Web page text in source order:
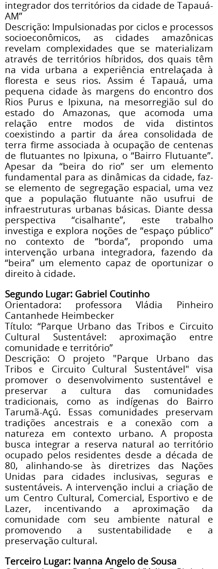
integrador dos territórios da cidade de Tapauá-
AM”
Descrição: Impulsionadas por ciclos e processos
socioeconômicos, as cidades amazônicas
revelam complexidades que se materializam
através de territórios híbridos, dos quais têm
na vida urbana a experiência entrelaçada à
floresta e seus rios. Assim é Tapauá, uma
pequena cidade às margens do encontro dos
Rios Purus e Ipixuna, na mesorregião sul do
estado do Amazonas, que acomoda uma
relação entre modos de vida distintos
coexistindo a partir da área consolidada de
terra firme associada à ocupação de centenas
de flutuantes no Ipixuna, o “Bairro Flutuante”.
Apesar da “beira do rio” ser um elemento
fundamental para as dinâmicas da cidade, faz-
se elemento de segregação espacial, uma vez
que a população flutuante não usufrui de
infraestruturas urbanas básicas. Diante dessa
perspectiva “cisalhante”, este trabalho
investiga e explora noções de “espaço público”
no contexto de “borda”, propondo uma
intervenção urbana integradora, fazendo da
“beira” um elemento capaz de oportunizar o
direito à cidade.
Segundo Lugar: Gabriel Coutinho
Orientadora: professora Vládia Pinheiro
Cantanhede Heimbecker
Título: “Parque Urbano das Tribos e Circuito
Cultural Sustentável: aproximação entre
comunidade e território”
Descrição: O projeto "Parque Urbano das
Tribos e Circuito Cultural Sustentável" visa
promover o desenvolvimento sustentável e
preservar a cultura das comunidades
tradicionais, como as indígenas do Bairro
Tarumã-Açú. Essas comunidades preservam
tradições ancestrais e a conexão com a
natureza em contexto urbano. A proposta
busca integrar a reserva natural ao território
ocupado pelos residentes desde a década de
80, alinhando-se às diretrizes das Nações
Unidas para cidades inclusivas, seguras e
sustentáveis. A intervenção inclui a criação de
um Centro Cultural, Comercial, Esportivo e de
Lazer, incentivando a aproximação da
comunidade com seu ambiente natural e
promovendo a sustentabilidade e a
preservação cultural.
Terceiro Lugar: Ivanna Angelo de Sousa